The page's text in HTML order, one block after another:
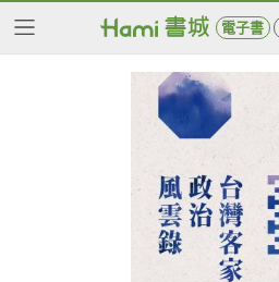
電子書